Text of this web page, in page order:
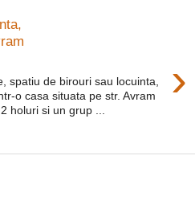
›
spatiu de birouri sau locuinta,
o casa situata pe str. Avram
holuri si un grup ...